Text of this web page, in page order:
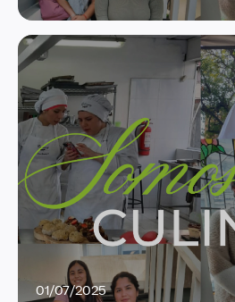
01/07/2025